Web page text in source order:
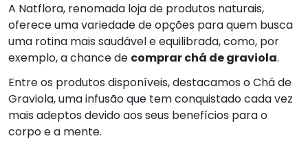
A Natflora, renomada loja de produtos naturais,
oferece uma variedade de opções para quem busca
uma rotina mais saudável e equilibrada, como, por
exemplo, a chance de comprar chá de graviola.
Entre os produtos disponíveis, destacamos o Chá de
Graviola, uma infusão que tem conquistado cada vez
mais adeptos devido aos seus benefícios para o
corpo e a mente.